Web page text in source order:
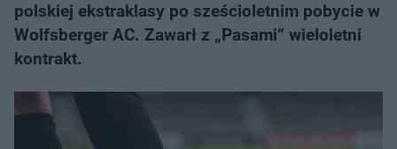
polskiej ekstraklasy po sześcioletnim pobycie w
Wolfsberger AC. Zawarł z „Pasami” wieloletni
kontrakt.